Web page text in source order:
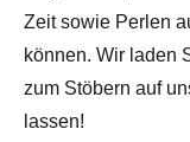
Zeit sowie Perlen
können. Wir laden
zum Stöbern auf
lassen!